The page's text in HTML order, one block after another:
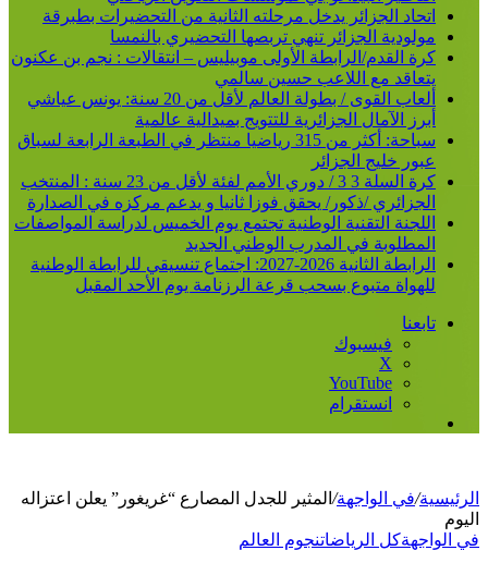
اتحاد الجزائر يدخل مرحلته الثانية من التحضيرات بطبرقة
مولودية الجزائر تنهي تربصها التحضيري بالنمسا
كرة القدم/الرابطة الأولى موبيليس – انتقالات : نجم بن عكنون
يتعاقد مع اللاعب حسين سالمي
ألعاب القوى / بطولة العالم لأقل من 20 سنة: يونس عياشي
أبرز الآمال الجزائرية للتتويج بميدالية عالمية
سباحة: أكثر من 315 رياضيا منتظر في الطبعة الرابعة لسباق
عبور خليج الجزائر
كرة السلة 3 3 / دوري الأمم لفئة لأقل من 23 سنة : المنتخب
الجزائري /ذكور/ يحقق فوزا ثانيا و يدعم مركزه في الصدارة
اللجنة التقنية الوطنية تجتمع يوم الخميس لدراسة المواصفات
المطلوبة في المدرب الوطني الجديد
الرابطة الثانية 2026-2027: اجتماع تنسيقي للرابطة الوطنية
للهواة متبوع بسحب قرعة الرزنامة يوم الأحد المقبل
تابعنا
فيسبوك
‫X
‫YouTube
انستقرام
الرئيسية/في الواجهة/ المثير للجدل المصارع “غريغور” يعلن اعتزاله
اليوم
في الواجهةكل الرياضاتنجوم العالم